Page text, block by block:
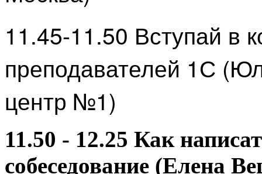
11.45-11.50 Вступай в
преподавателей 1С
центр №1)
11.50 - 12.25 Как
собеседование (Елена